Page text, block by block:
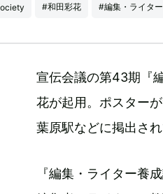
#和田彩花 #編集・ライタ
宣伝会議の第43期『
花が起用。ポスター
葉原駅などに掲出され
『編集・ライター養